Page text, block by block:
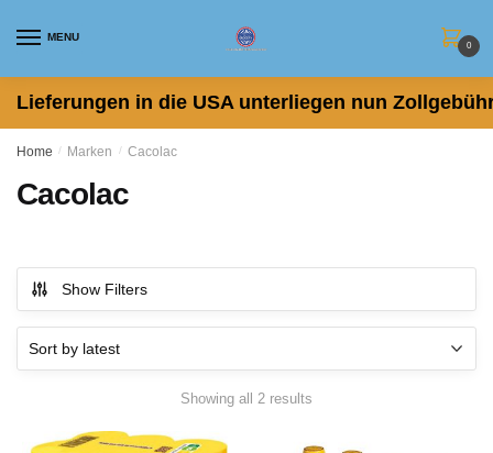
MENU
0
Lieferungen in die USA unterliegen nun
Home / Marken / Cacolac
Cacolac
Show Filters
Showing all 2 results